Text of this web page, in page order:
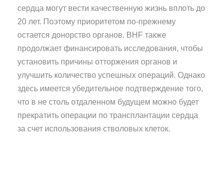
сердца могут вести качественную жизнь вплоть до
20 лет. Поэтому приоритетом по-прежнему
остается донорство органов. BHF также
продолжает финансировать исследования, чтобы
установить причины отторжения органов и
улучшить количество успешных операций. Однако
здесь имеется убедительное подтверждение того,
что в не столь отдаленном будущем можно будет
прекратить операции по трансплантации сердца
за счет использования стволовых клеток.